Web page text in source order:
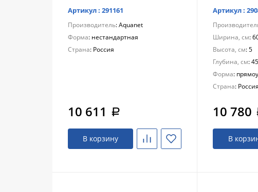
Артикул : 291161
Производитель: Aquanet
Форма: нестандартная
Страна: Россия
10 611 a
В корзину
Артикул :
Ширина, см:
Высота, см: 5
Глубина, см:
Форма:
Страна: Россия
10 780
В